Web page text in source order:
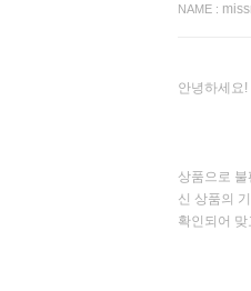
NAME :
안녕하세요
상품으로
신 상품의
확인되어